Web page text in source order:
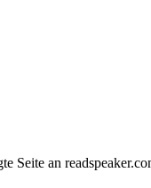
Seite an